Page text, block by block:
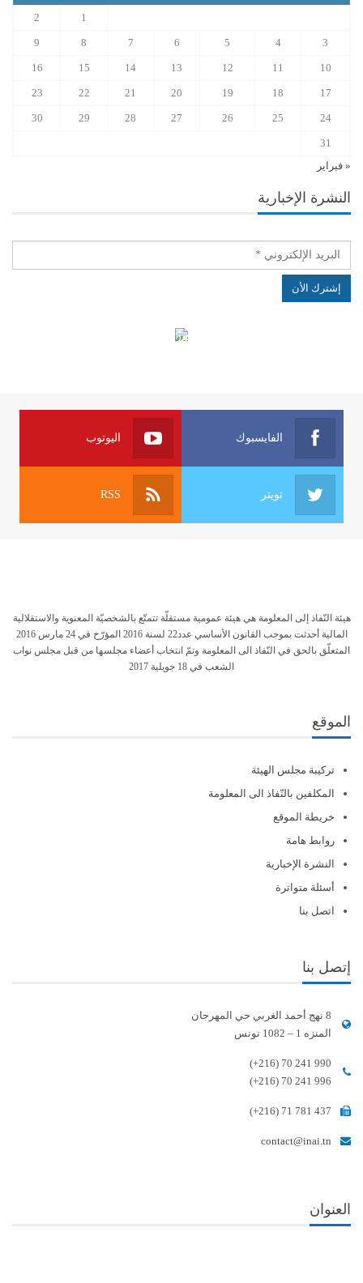
1
2
3
4
5
6
7
8
9
10
11
12
13
14
15
16
17
18
19
20
21
22
23
24
25
26
27
28
29
30
31
« فبراير
النشرة الإخبارية
الهياكل الخاضعة لقانون النفاذ إلى المعلومة
الفايسبوك اليوتوب
تويتر RSS
هيئة النّفاذ إلى المعلومة هي هيئة عمومية مستقلّة تتمتّع بالشخصيّة المعنوية والاستقلالية
المالية أحدثت بموجب القانون الأساسي عدد22 لسنة 2016 المؤرّخ في 24 مارس 2016
المتعلّق بالحق في النّفاذ الى المعلومة وتمّ انتخاب أعضاء مجلسها من قبل مجلس نواب
الشعب في 18 جويلية 2017
الموقع
تركيبة مجلس الهيئة
المكلفين بالنّفاذ الى المعلومة
خريطة الموقع
روابط هامة
النشرة الإخبارية
أسئلة متواترة
اتصل بنا
إتصل بنا
8 نهج أحمد الغربي حي المهرجان
المنزه 1 – 1082 تونس
(+216) 70 241 990
(+216) 70 241 996
(+216) 71 781 437
contact@inai.tn
العنوان